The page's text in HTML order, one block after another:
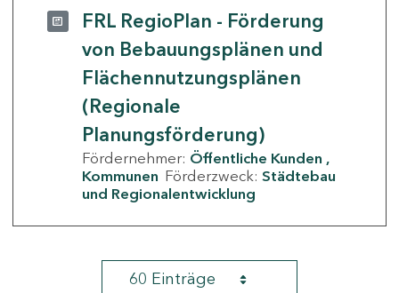
FRL RegioPlan - Förderung
von Bebauungsplänen und
Flächennutzungsplänen
(Regionale
Planungsförderung)
Fördernehmer: Öffentliche Kunden
Kommunen Förderzweck: Städtebau
und Regionalentwicklung
60 Einträge